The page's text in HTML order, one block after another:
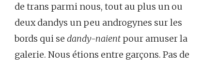
de trans parmi nous, tout au plus un ou
deux dandys un peu androgynes sur les
bords qui se dandy-naient pour amuser la
galerie. Nous étions entre garçons. Pas de